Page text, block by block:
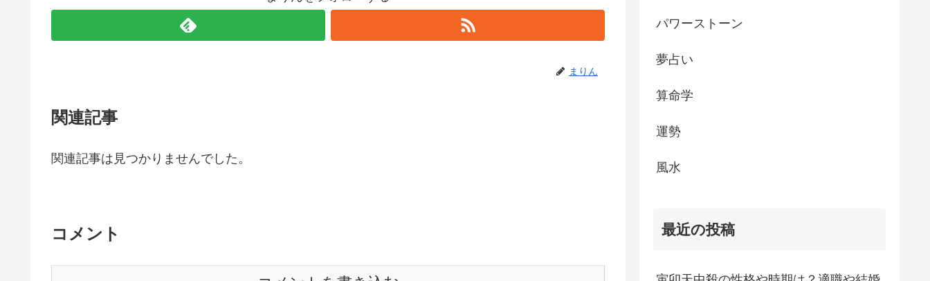
まりん
関連記事
関連記事は見つかりませんでした。
コメント
パワーストーン
夢占い
算命学
運勢
風水
最近の投稿